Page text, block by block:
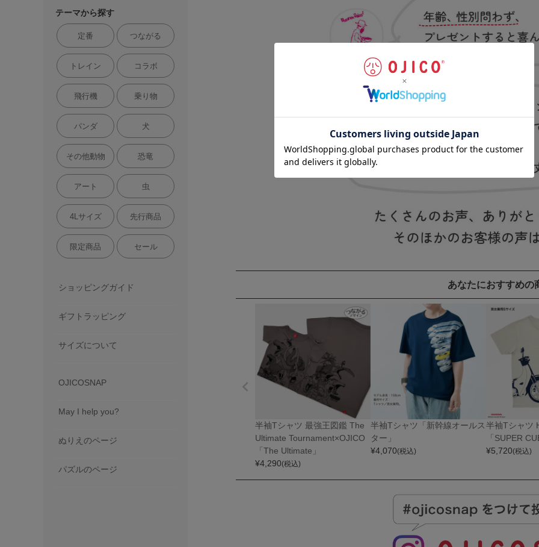
テーマから探す
定番 つながる
トレイン コラボ
飛行機 乗り物
パンダ 犬
その他動物 恐竜
アート 虫
4Lサイズ 先行商品
限定商品 セール
ショッピングガイド
ギフトラッピング
サイズについて
OJICOSNAP
May I help you?
ぬりえのページ
パズルのページ
あなたにおすすめの
半袖Tシャツ 最強王図鑑 The
Ultimate Tournament×OJICO
「The Ultimate」
¥4,290(税込)
半袖Tシャツ「新幹線オールス
ター」
¥4,070(税込)
半袖Tシャツ
「SUPER
¥5,720(税込)